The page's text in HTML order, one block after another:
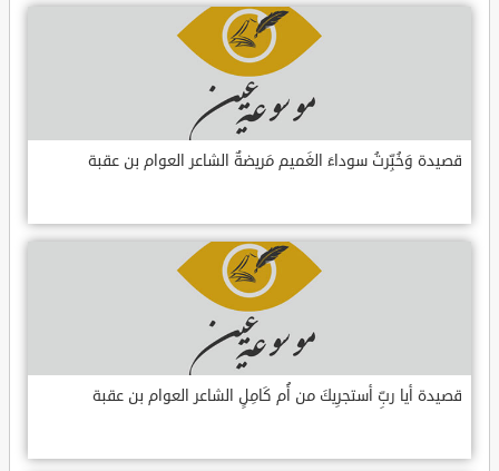
قصيدة وَخُبِّرتُ سوداءَ الغَميم مَريضةٌ الشاعر العوام بن عقبة
قصيدة أيا ربِّ أستجرِيكَ من أُم كَامِلٍ الشاعر العوام بن عقبة